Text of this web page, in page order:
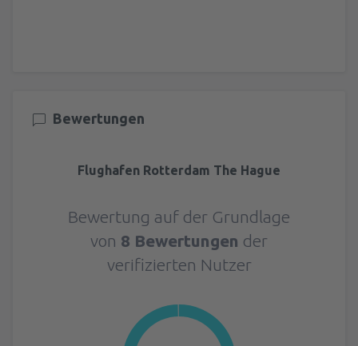
Bewertungen
Flughafen Rotterdam The Hague
Bewertung auf der Grundlage
von 8 Bewertungen der
verifizierten Nutzer